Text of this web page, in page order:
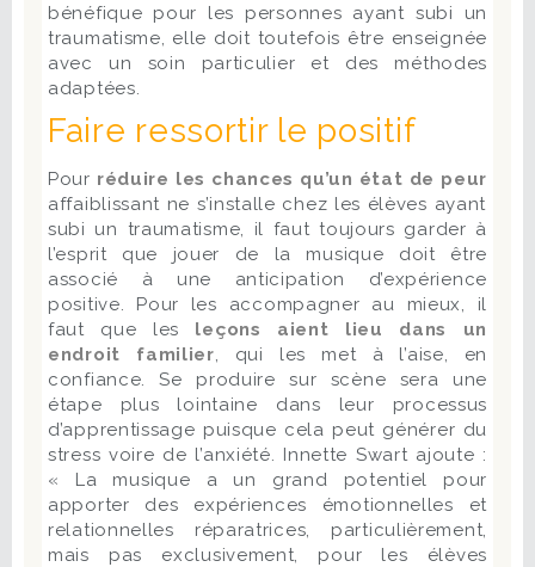
bénéfique pour les personnes ayant subi un
traumatisme, elle doit toutefois être enseignée
avec un soin particulier et des méthodes
adaptées.
Faire ressortir le positif
Pour réduire les chances qu’un état de peur
affaiblissant ne s’installe chez les élèves ayant
subi un traumatisme, il faut toujours garder à
l’esprit que jouer de la musique doit être
associé à une anticipation d’expérience
positive. Pour les accompagner au mieux, il
faut que les leçons aient
lieu dans un
endroit familier, qui les met à l’aise, en
confiance. Se produire sur scène sera une
étape plus lointaine dans leur processus
d’apprentissage puisque cela peut générer du
stress voire de l’anxiété. Innette Swart ajoute :
« La musique a un grand potentiel pour
apporter des expériences émotionnelles et
relationnelles réparatrices, particulièrement,
mais pas exclusivement, pour les élèves